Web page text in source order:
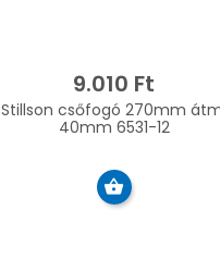
9.010 Ft
Stillson csőfogó 270mm
40mm 6531-12